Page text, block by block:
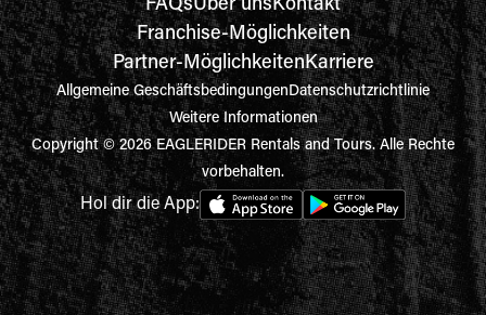
FAQsÜber unsKontakt
Franchise-Möglichkeiten
Partner-MöglichkeitenKarriere
Allgemeine GeschäftsbedingungenDatenschutzrichtlinie
Weitere Informationen
Copyright © 2026 EAGLERIDER Rentals and Tours. Alle Rechte
vorbehalten.
Hol dir die App: